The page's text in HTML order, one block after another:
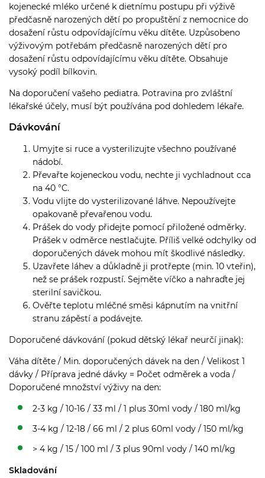
kojenecké mléko určené k dietnímu postupu při výživě
předčasně narozených dětí po propuštění z nemocnice do
dosažení růstu odpovídajícímu věku dítěte. Uzpůsobeno
výživovým potřebám předčasně narozených dětí pro
dosažení růstu odpovídajícímu věku dítěte. Obsahuje
vysoký podíl bílkovin.
Na doporučení vašeho pediatra. Potravina pro zvláštní
lékařské účely, musí být používána pod dohledem lékaře.
Dávkování
Umyjte si ruce a vysterilizujte všechno používané
nádobí.
Převařte kojeneckou vodu, nechte ji vychladnout cca
na 40 °C.
Vodu vlijte do vysterilizované láhve. Nepoužívejte
opakovaně převařenou vodu.
Prášek do vody přidejte pomocí přiložené odměrky.
Prášek v odměrce nestlačujte. Příliš velké odchylky od
doporučených dávek mohou mít škodlivé následky.
Uzavřete láhev a důkladně ji protřepte (min. 10 vteřin),
než se prášek rozpustí. Sejměte víčko a nahraďte jej
sterilní savičkou.
Ověřte teplotu mléčné směsi kápnutím na vnitřní
stranu zápěstí a podávejte.
Doporučené dávkování (pokud dětský lékař neurčí jinak):
Váha dítěte / Min. doporučených dávek na den / Velikost 1
dávky / Příprava jedné dávky = Počet odměrek a voda /
Doporučené množství výživy na den:
2-3 kg / 10-16 / 33 ml / 1 plus 30ml vody / 180 ml/kg
3-4 kg / 12-18 / 66 ml / 2 plus 60ml vody / 150 ml/kg
> 4 kg / 15 / 100 ml / 3 plus 90ml vody / 140 ml/kg
Skladování